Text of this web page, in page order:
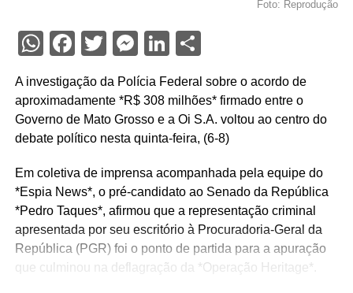
Foto: Reprodução
WhatsApp
Facebook
Twitter
Messenger
LinkedIn
Share
A investigação da Polícia Federal sobre o acordo de
aproximadamente *R$ 308 milhões* firmado entre o
Governo de Mato Grosso e a Oi S.A. voltou ao centro do
debate político nesta quinta-feira, (6-8)
Em coletiva de imprensa acompanhada pela equipe do
*Espia News*, o pré-candidato ao Senado da República
*Pedro Taques*, afirmou que a representação criminal
apresentada por seu escritório à Procuradoria-Geral da
República (PGR) foi o ponto de partida para a apuração
que culminou na deflagração da *Operação Heritage*.